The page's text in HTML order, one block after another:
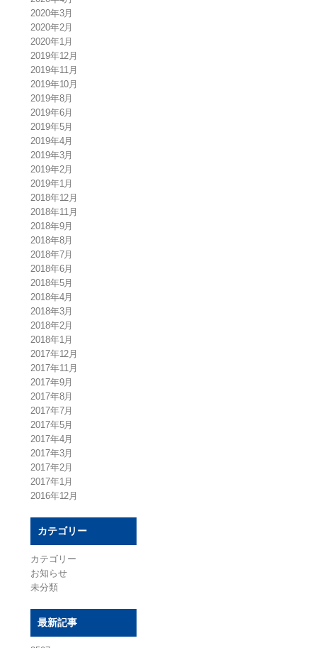
2020年3月
2020年2月
2020年1月
2019年12月
2019年11月
2019年10月
2019年8月
2019年6月
2019年5月
2019年4月
2019年3月
2019年2月
2019年1月
2018年12月
2018年11月
2018年9月
2018年8月
2018年7月
2018年6月
2018年5月
2018年4月
2018年3月
2018年2月
2018年1月
2017年12月
2017年11月
2017年9月
2017年8月
2017年7月
2017年5月
2017年4月
2017年3月
2017年2月
2017年1月
2016年12月
カテゴリー
カテゴリー
お知らせ
未分類
最新記事